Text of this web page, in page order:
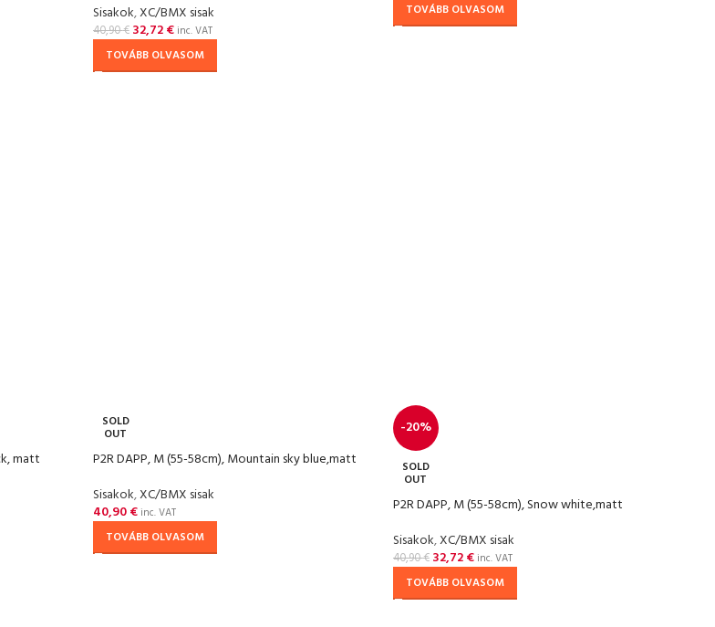
Sisakok,XC/BMX sisak
40,90€ 32,72€inc. VAT
TOVÁBB OLVASOM
TOVÁBB OLVASOM
matt
SOLD
OUT
P2R DAPP, M (55-58cm), Mountain sky blue,matt
Sisakok,XC/BMX sisak
40,90€inc. VAT
TOVÁBB OLVASOM
-20%
SOLD
OUT
P2R DAPP, M (55-58cm), Snow white,matt
Sisakok,XC/BMX sisak
40,90€ 32,72€inc. VAT
TOVÁBB OLVASOM